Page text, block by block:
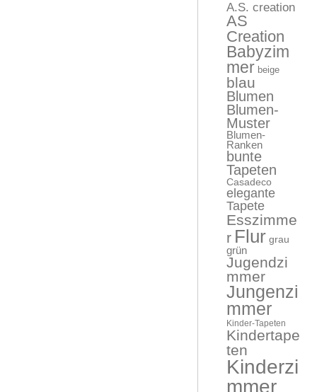
A.S. creation
AS
Creation
Babyzim
mer beige
blau
Blumen
Blumen-
Muster
Blumen-
Ranken
bunte
Tapeten
Casadeco
elegante
Tapete
Esszimme
r Flur grau
grün
Jugendzi
mmer
Jungenzi
mmer
Kinder-Tapeten
Kindertape
ten
Kinderzi
mmer